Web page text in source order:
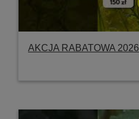
AKCJA RABATOWA 2026